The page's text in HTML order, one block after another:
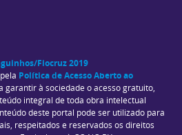
Fiocruz 2019
Política de Acesso Aberto ao
garantir à sociedade o acesso gratuito,
integral de toda obra intelectual
deste portal pode ser utilizado para
respeitados e reservados os direitos